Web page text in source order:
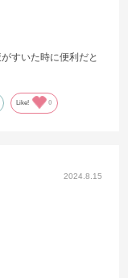
すいた時に便利だと
Like! 0
2024.8.15